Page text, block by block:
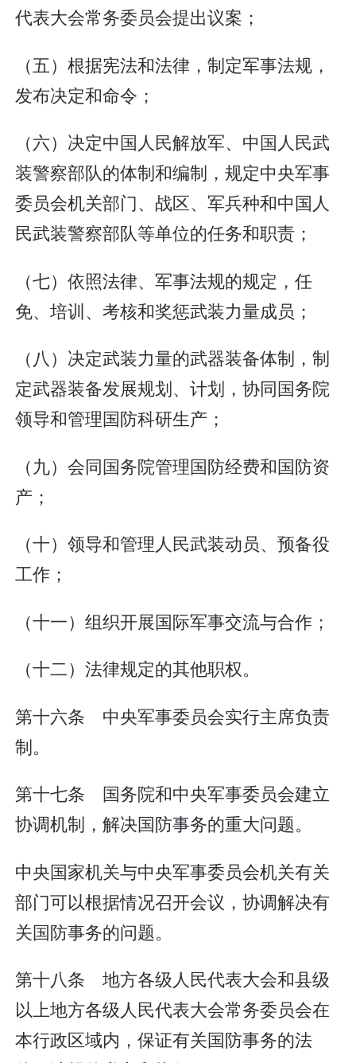
代表大会常务委员会提出议案；
（五）根据宪法和法律，制定军事法规，
发布决定和命令；
（六）决定中国人民解放军、中国人民武
装警察部队的体制和编制，规定中央军事
委员会机关部门、战区、军兵种和中国人
民武装警察部队等单位的任务和职责；
（七）依照法律、军事法规的规定，任
免、培训、考核和奖惩武装力量成员；
（八）决定武装力量的武器装备体制，制
定武器装备发展规划、计划，协同国务院
领导和管理国防科研生产；
（九）会同国务院管理国防经费和国防资
产；
（十）领导和管理人民武装动员、预备役
工作；
（十一）组织开展国际军事交流与合作；
（十二）法律规定的其他职权。
第十六条 中央军事委员会实行主席负责
制。
第十七条 国务院和中央军事委员会建立
协调机制，解决国防事务的重大问题。
中央国家机关与中央军事委员会机关有关
部门可以根据情况召开会议，协调解决有
关国防事务的问题。
第十八条 地方各级人民代表大会和县级
以上地方各级人民代表大会常务委员会在
本行政区域内，保证有关国防事务的法